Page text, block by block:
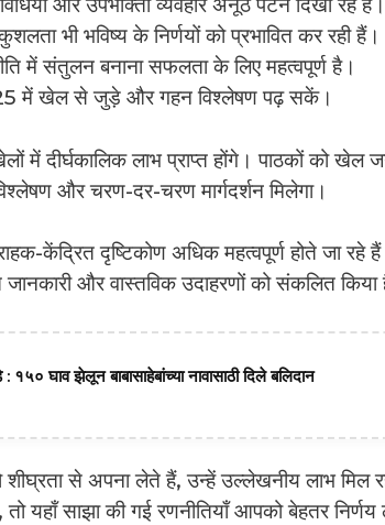
भविष्य के निर्णयों को प्रभावित कर रही हैं।
में संतुलन बनाना सफलता के लिए महत्वपूर्ण है।
में खेल से जुड़े और गहन विश्लेषण पढ़ सकें।
में दीर्घकालिक लाभ प्राप्त होंगे। पाठकों को
और चरण-दर-चरण मार्गदर्शन मिलेगा।
केंद्रित दृष्टिकोण अधिक महत्वपूर्ण होते जा रहे
और वास्तविक उदाहरणों को संकलित किया
घाव झेलून बाबासाहेबांच्या नावासाठी दिले बलिदान
से अपना लेते हैं, उन्हें उल्लेखनीय लाभ मिल
यहाँ साझा की गई रणनीतियाँ आपको बेहतर